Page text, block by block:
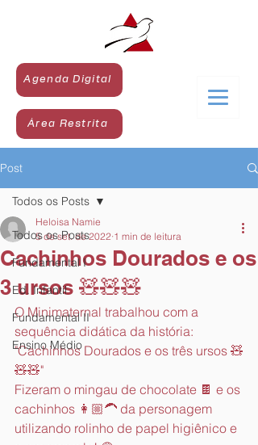
Agenda Digital
Área Restrita
Post
Todos os Posts
Fundamental I
Ed. Infantil
Fundamental II
Ensino Médio
Todos os Posts
Cachinhos Dourados e os
3 ursos 🧸🧸🧸
Heloisa Namie
5 de set. de 2022 1 min de leitura
O Minimaternal trabalhou com a
sequência didática da história:
"Cachinhos Dourados e os três ursos 🧸
🧸🧸"
Fizeram o mingau de chocolate 🍫 e os
cachinhos 👩🏼‍🦱 da personagem
utilizando rolinho de papel higiênico e